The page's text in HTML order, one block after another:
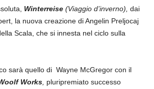
Winterreise (Viaggio d’inverno), dai
la nuova creazione di Angelin Preljocaj
Scala, che si innesta nel ciclo sulla
sarà quello di Wayne McGregor con il
Works pluripremiato successo